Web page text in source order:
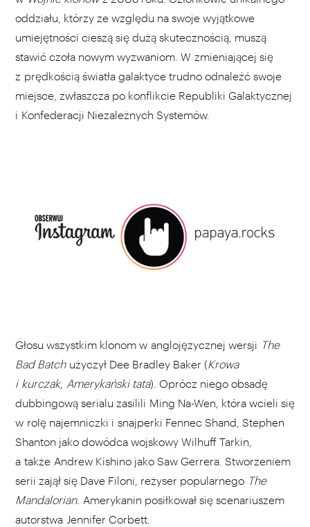
oddziału, którzy ze względu na swoje wyjątkowe
umiejętności cieszą się dużą skutecznością, muszą
stawić czoła nowym wyzwaniom. W zmieniającej się
z prędkością światła galaktyce trudno odnaleźć swoje
miejsce, zwłaszcza po konflikcie Republiki Galaktycznej
i Konfederacji Niezależnych Systemów.
Głosu wszystkim klonom w anglojęzycznej wersji The
Bad Batch użyczył Dee Bradley Baker (Krowa
i kurczak, Amerykański tata). Oprócz niego obsadę
dubbingową serialu zasilili Ming Na-Wen, która wcieli się
w rolę najemniczki i snajperki Fennec Shand, Stephen
Shanton jako dowódca wojskowy Wilhuff Tarkin,
a także Andrew Kishino jako Saw Gerrera. Stworzeniem
serii zajął się Dave Filoni, reżyser popularnego The
Mandalorian. Amerykanin posiłkował się scenariuszem
autorstwa Jennifer Corbett.